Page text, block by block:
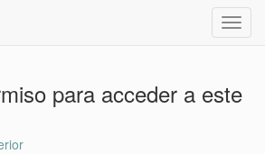
para acceder a este